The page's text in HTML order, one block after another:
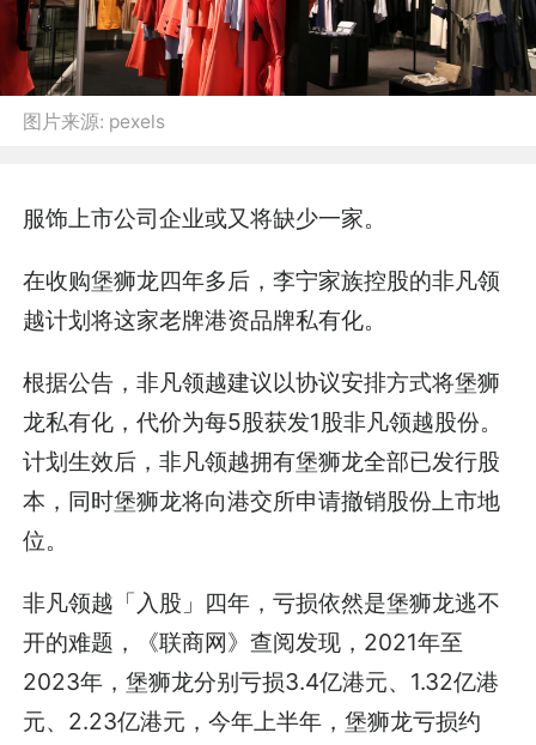
图片来源: pexels
服饰上市公司企业或又将缺少一家。
在收购堡狮龙四年多后，李宁家族控股的非凡领
越计划将这家老牌港资品牌私有化。
根据公告，非凡领越建议以协议安排方式将堡狮
龙私有化，代价为每5股获发1股非凡领越股份。
计划生效后，非凡领越拥有堡狮龙全部已发行股
本，同时堡狮龙将向港交所申请撤销股份上市地
位。
非凡领越「入股」四年，亏损依然是堡狮龙逃不
开的难题，《联商网》查阅发现，2021年至
2023年，堡狮龙分别亏损3.4亿港元、1.32亿港
元、2.23亿港元，今年上半年，堡狮龙亏损约